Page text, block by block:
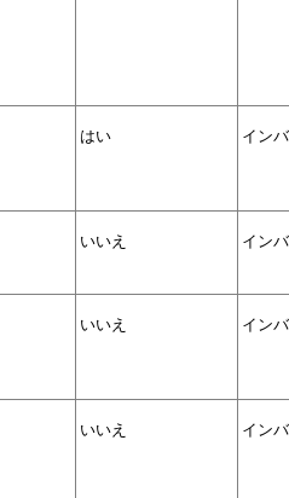
はい イン
いいえ イン
いいえ イン
いいえ イン